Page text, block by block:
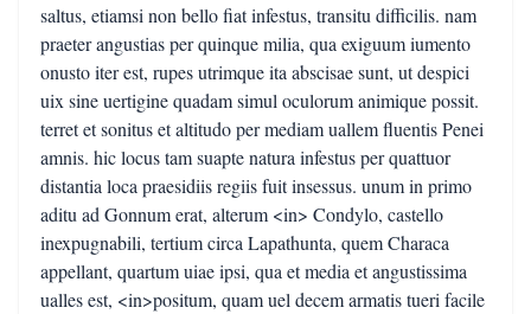
saltus, etiamsi non bello fiat infestus, transitu difficilis. nam
praeter angustias per quinque milia, qua exiguum iumento
onusto iter est, rupes utrimque ita abscisae sunt, ut despici
uix sine uertigine quadam simul oculorum animique possit.
terret et sonitus et altitudo per mediam uallem fluentis Penei
amnis. hic locus tam suapte natura infestus per quattuor
distantia loca praesidiis regiis fuit insessus. unum in primo
aditu ad Gonnum erat, alterum <in> Condylo, castello
inexpugnabili, tertium circa Lapathunta, quem Characa
appellant, quartum uiae ipsi, qua et media et angustissima
ualles est, <in>positum, quam uel decem armatis tueri facile